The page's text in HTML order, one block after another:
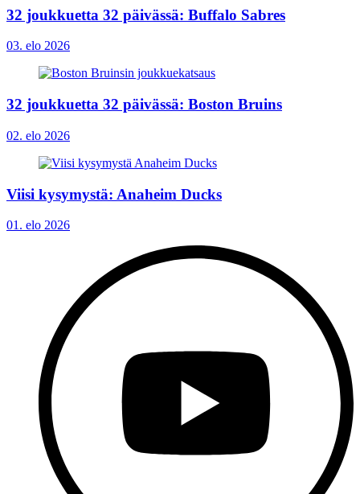
32 joukkuetta 32 päivässä: Buffalo Sabres
03. elo 2026
32 joukkuetta 32 päivässä: Boston Bruins
02. elo 2026
Viisi kysymystä: Anaheim Ducks
01. elo 2026